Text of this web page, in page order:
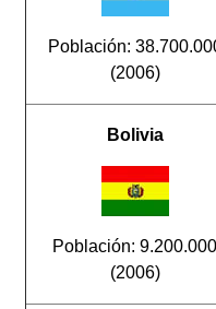
Población:
(2006)
Bolivia
Población: 9.200.000
(2006)